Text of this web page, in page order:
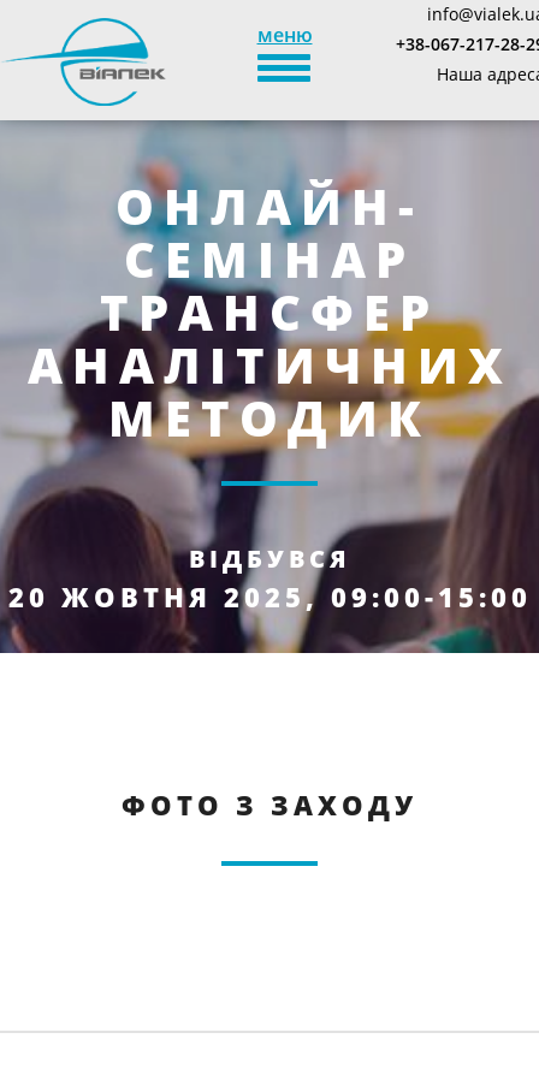
меню
TOGGLE_NAVIGATION
+38-067-217-28-
Наша
ОНЛАЙН-
СЕМІНАР
ТРАНСФЕР
АНАЛІТИЧНИХ
МЕТОДИК
ВІДБУВСЯ
20 ЖОВТНЯ 2025, 09:00-15:00
ФОТО З ЗАХОДУ